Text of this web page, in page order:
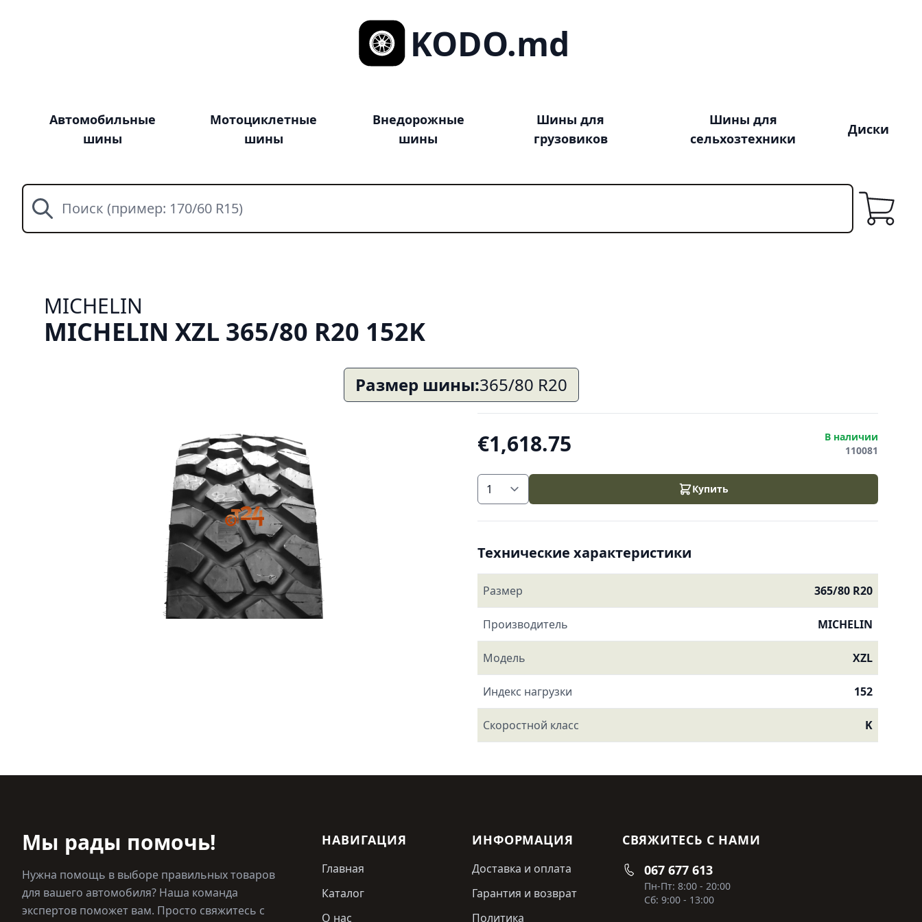
KODO.md
Автомобильные
шины
Мотоциклетные
шины
Внедорожные
шины
Шины для
грузовиков
Шины для
сельхозтехники
Диски
Поиск
Корзина
MICHELIN
MICHELIN XZL 365/80 R20 152K
Размер шины:365/80 R20
€1,618.75
В наличии
110081
Купить
Технические характеристики
Размер 365/80 R20
Производитель MICHELIN
Модель XZL
Индекс нагрузки 152
Скоростной класс K
Мы рады помочь!
Нужна помощь в выборе правильных товаров
для вашего автомобиля? Наша команда
экспертов поможет вам. Просто свяжитесь с
НАВИГАЦИЯ
Главная
Каталог
О нас
ИНФОРМАЦИЯ
Доставка и оплата
Гарантия и возврат
Политика
СВЯЖИТЕСЬ С НАМИ
067 677 613
Пн-Пт: 8:00 - 20:00
Сб: 9:00 - 13:00